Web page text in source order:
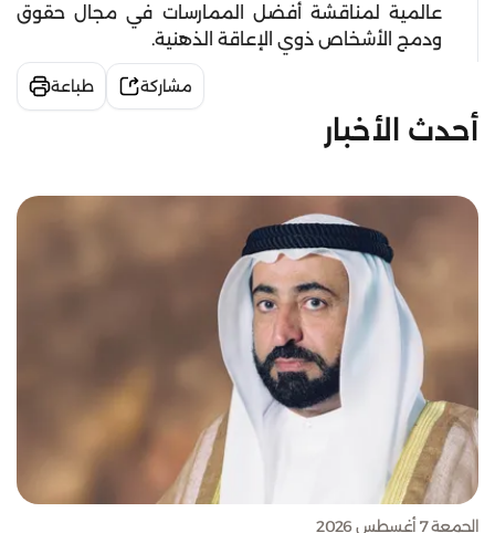
عالمية لمناقشة أفضل الممارسات في مجال حقوق
ودمج الأشخاص ذوي الإعاقة الذهنية.
مشاركة طباعة
أحدث الأخبار
الجمعة 7 أغسطس 2026